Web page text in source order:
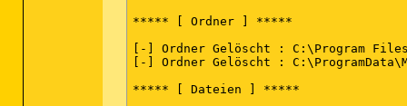
***** [ Ordner ] *****
[-] Ordner Gelöscht : C:\Program
[-] Ordner Gelöscht :
***** [ Dateien ] *****